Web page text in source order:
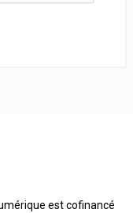
est cofinancé